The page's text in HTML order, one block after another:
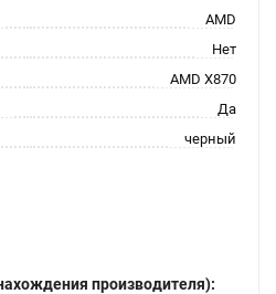
AMD
Нет
AMD X870
Да
черный
производителя):